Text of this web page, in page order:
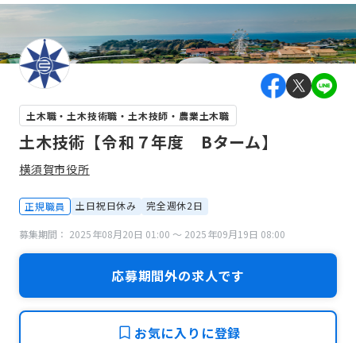
土木職・土木技術職・土木技師・農業土木職
土木技術【令和７年度 Bターム】
横須賀市役所
正規職員 土日祝日休み 完全週休2日
募集期間： 2025年08月20日 01:00 〜 2025年09月19日 08:00
応募期間外の求人です
お気に入りに登録